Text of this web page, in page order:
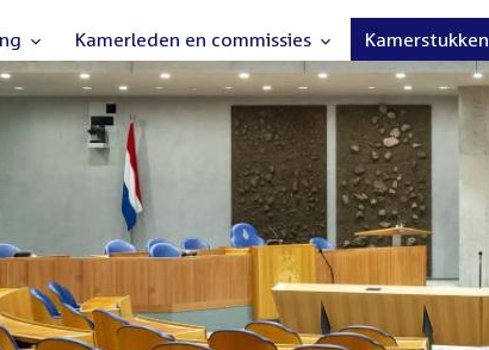
Kamerleden en commissies Kamerstukken